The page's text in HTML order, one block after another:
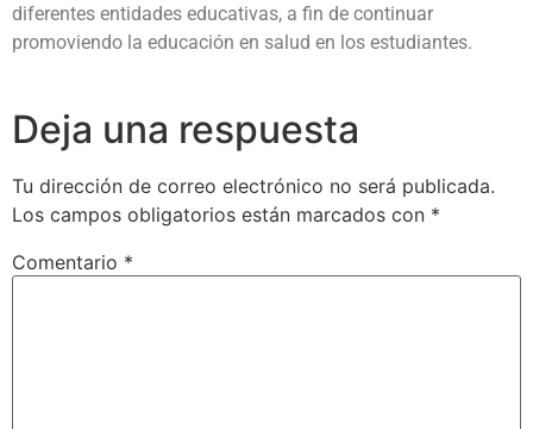
diferentes entidades educativas, a fin de continuar
promoviendo la educación en salud en los estudiantes.
Deja una respuesta
Tu dirección de correo electrónico no será publicada.
Los campos obligatorios están marcados con *
Comentario *